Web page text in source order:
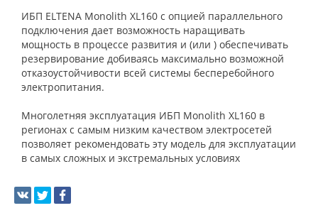
ИБП ELTENA Monolith XL160 с опцией параллельного
подключения дает возможность наращивать
мощность в процессе развития и (или ) обеспечивать
резервирование добиваясь максимально возможной
отказоустойчивости всей системы бесперебойного
электропитания.
Многолетняя эксплуатация ИБП Monolith XL160 в
регионах с самым низким качеством электросетей
позволяет рекомендовать эту модель для эксплуатации
в самых сложных и экстремальных условиях